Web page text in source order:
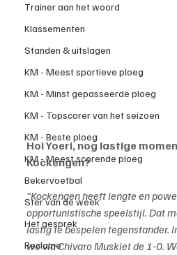
Trainer aan het woord
Klassementen
Standen & uitslagen
KM - Meest sportieve ploeg
KM - Minst gepasseerde ploeg
KM - Topscorer van het seizoen
KM - Beste ploeg
KM - Meest scorende ploeg
Bekervoetbal
Ster van de week
Het gesprek
Reclame
Hoi Yoeri, nog lastige
Kockengen?
"Kockengen heeft lengte en
opportunistische speelstijl. Dat
lastig te bespelen tegenstander.
we via Chivaro Muskiet de 1-0.